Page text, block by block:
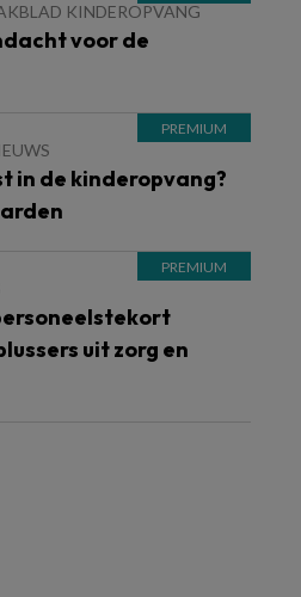
KINDEROPVANG
voor de
in de kinderopvang?
uit zorg en